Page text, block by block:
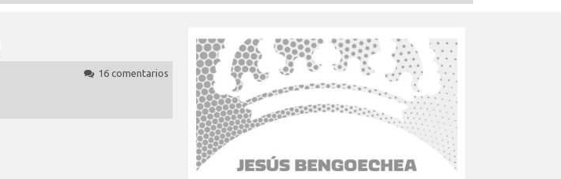
16 comentarios